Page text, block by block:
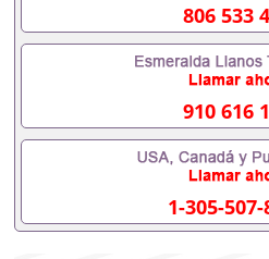
位，毕业时间都可以根据客户
假的毕业证可以用吗
以办学历认证吗551190476要
材料551190476入职事业单位
551190476入职国企/事业单位
551190476办理假毕业证在国
业证怎么办, 毕业证丢了怎么
理毕业证,没毕业可以办学历认
辍学、挂科而没有正常毕业
交材料不齐而被拒之门外
毕业而导致回国得不到教育部
806 533
910 616
1-305-